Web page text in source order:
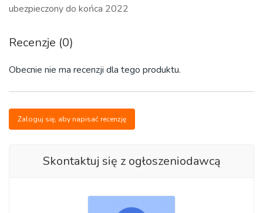
ubezpieczony do końca 2022
Recenzje (0)
Obecnie nie ma recenzji dla tego produktu.
Zaloguj się, aby napisać recenzję
Skontaktuj się z ogłoszeniodawcą